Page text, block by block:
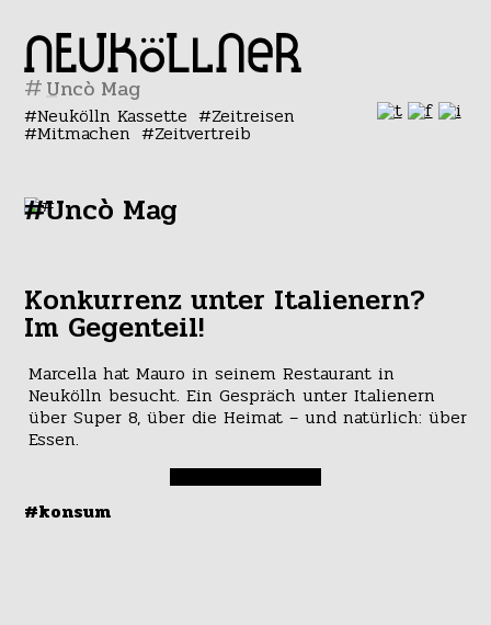
#
Neukölln Kassette Zeitreisen
Mitmachen Zeitvertreib
#Uncò Mag
Konkurrenz unter Italienern?
Im Gegenteil!
Marcella hat Mauro in seinem Restaurant in
Neukölln besucht. Ein Gespräch unter Italienern
über Super 8, über die Heimat – und natürlich: über
Essen.
#konsum